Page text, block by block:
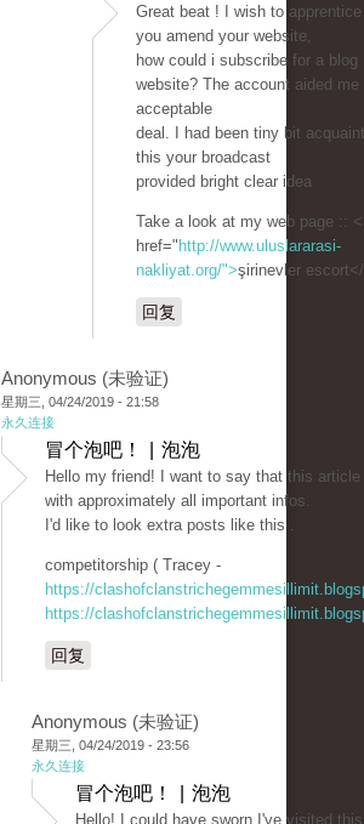
Great beat ! I wish to
you amend your website,
how could i subscribe for a blog
website? The account aided me
acceptable
deal. I had been tiny bit
this your broadcast
provided bright clear idea
Take a look at my web page ::
href=" http://www.uluslararasi-
nakliyat.org/">şirinevler
回复
Anonymous (未验证)
星期三, 04/24/2019 - 21:58
永久连接
冒个泡吧！ | 泡泡
Hello my friend! I want to say that this
with approximately all important infos.
I'd like to look extra posts like this .
competitorship ( Tracey -
https://
https://
回复
Anonymous (未验证)
星期三, 04/24/2019 - 23:56
永久连接
冒个泡吧！ | 泡泡
Hello! I could have sworn I've visited